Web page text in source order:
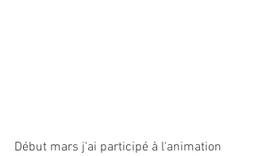
Début mars j'ai participé à l'animation